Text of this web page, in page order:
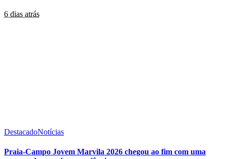
6 dias atrás
DestacadoNotícias
Praia-Campo Jovem Marvila 2026 chegou ao fim com uma